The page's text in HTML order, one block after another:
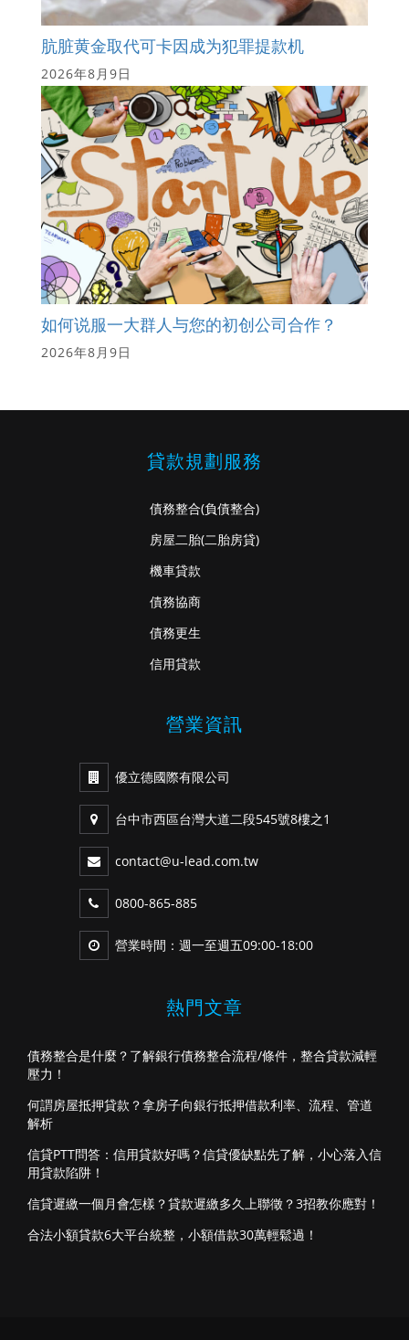
肮脏黄金取代可卡因成为犯罪提款机
2026年8月9日
如何说服一大群人与您的初创公司合作？
2026年8月9日
貸款規劃服務
債務整合(負債整合)
房屋二胎(二胎房貸)
機車貸款
債務協商
債務更生
信用貸款
營業資訊
優立德國際有限公司
台中市西區台灣大道二段545號8樓之1
contact@u-lead.com.tw
0800-865-885
營業時間：週一至週五09:00-18:00
熱門文章
債務整合是什麼？了解銀行債務整合流程/條件，整合貸款減輕
壓力！
何謂房屋抵押貸款？拿房子向銀行抵押借款利率、流程、管道
解析
信貸PTT問答：信用貸款好嗎？信貸優缺點先了解，小心落入信
用貸款陷阱！
信貸遲繳一個月會怎樣？貸款遲繳多久上聯徵？3招教你應對！
合法小額貸款6大平台統整，小額借款30萬輕鬆過！